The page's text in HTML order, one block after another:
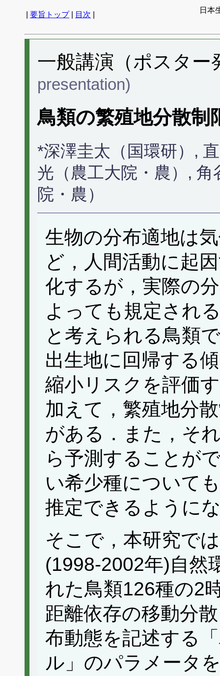
要旨トップ| 目次
日本
一般講演（ポスタ
presentation)
鳥類の繁殖地分散制
*深澤圭太（国環研）,
光（農工大院・農）,
院・農）
生物の分布適地は
ど，人間活動に起
化するが，実際の
よっても規定され
と考えられる鳥類
出生地に回帰する
縮小リスクを評価
加えて，繁殖地分
がある．また，そ
ら予測することが
い希少種について
推定できるように
そこで，本研究で
(1998-2002年)自然
れた鳥類126種の2
距離依存の移動分
布動態を記述する
ル」のパラメータ